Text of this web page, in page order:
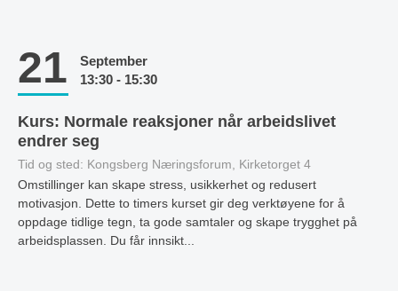
21
September
13:30 - 15:30
Kurs: Normale reaksjoner når arbeidslivet
endrer seg
Tid og sted: Kongsberg Næringsforum, Kirketorget 4
Omstillinger kan skape stress, usikkerhet og redusert
motivasjon. Dette to timers kurset gir deg verktøyene for å
oppdage tidlige tegn, ta gode samtaler og skape trygghet på
arbeidsplassen. Du får innsikt...